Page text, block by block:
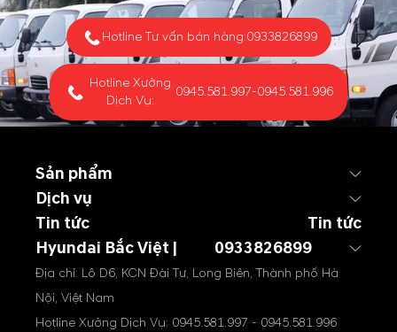
Hotline Tư vấn bán hàng:0933826899
Hotline Xưởng
Dịch Vụ:
0945.581.997-0945.581.996
Sản phẩm
Dịch vụ
Tin tức
Tin tức
Hyundai Bắc Việt |
0933826899
Địa chỉ: Lô D6, KCN Đài Tư, Long Biên, Thành phố Hà
Nội, Việt Nam
Hotline Xưởng Dịch Vụ: 0945.581.997 - 0945.581.996